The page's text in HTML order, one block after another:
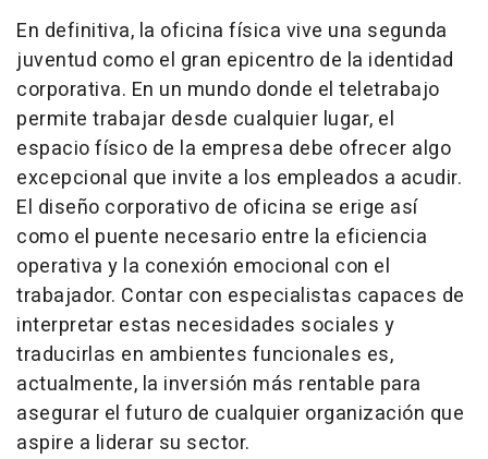
En definitiva, la oficina física vive una segunda
juventud como el gran epicentro de la identidad
corporativa. En un mundo donde el teletrabajo
permite trabajar desde cualquier lugar, el
espacio físico de la empresa debe ofrecer algo
excepcional que invite a los empleados a acudir.
El diseño corporativo de oficina se erige así
como el puente necesario entre la eficiencia
operativa y la conexión emocional con el
trabajador. Contar con especialistas capaces de
interpretar estas necesidades sociales y
traducirlas en ambientes funcionales es,
actualmente, la inversión más rentable para
asegurar el futuro de cualquier organización que
aspire a liderar su sector.